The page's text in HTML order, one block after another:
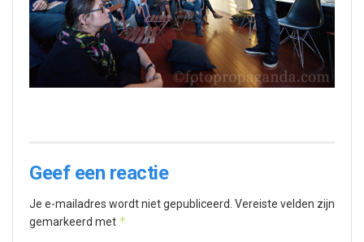
Geef een reactie
Je e-mailadres wordt niet gepubliceerd. Vereiste velden zijn
gemarkeerd met *